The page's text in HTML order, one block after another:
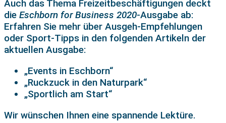
Auch das Thema Freizeitbeschäftigungen deckt
die Eschborn for Business 2020-Ausgabe ab:
Erfahren Sie mehr über Ausgeh-Empfehlungen
oder Sport-Tipps in den folgenden Artikeln der
aktuellen Ausgabe:
„Events in Eschborn“
„Ruckzuck in den Naturpark“
„Sportlich am Start“
Wir wünschen Ihnen eine spannende Lektüre.